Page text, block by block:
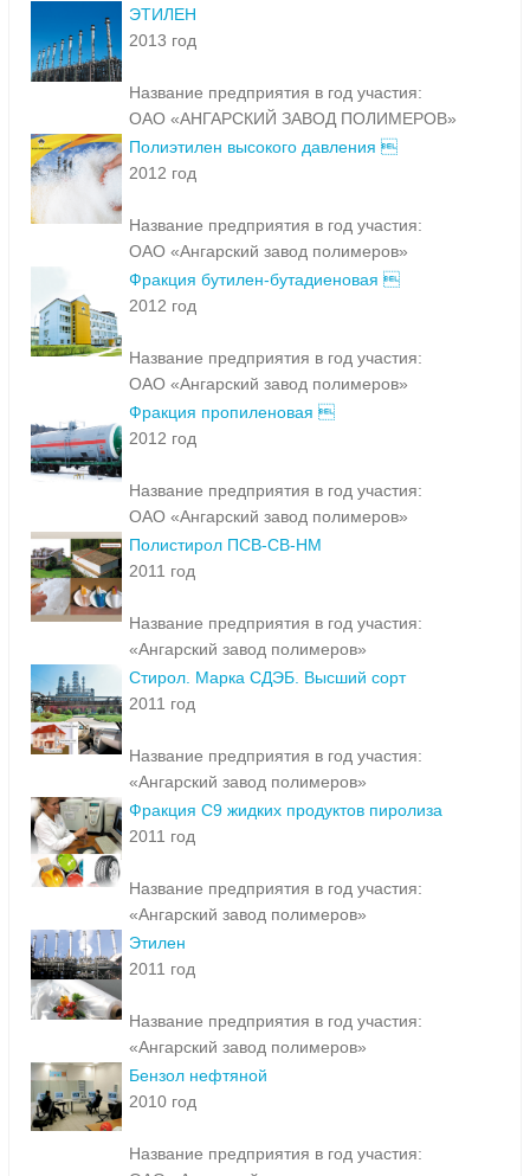
ЭТИЛЕН
2013 год
Название предприятия в год участия:
ОАО «АНГАРСКИЙ ЗАВОД ПОЛИМЕРОВ»
Полиэтилен высокого давления 
2012 год
Название предприятия в год участия:
ОАО «Ангарский завод полимеров»
Фракция бутилен-бутадиеновая 
2012 год
Название предприятия в год участия:
ОАО «Ангарский завод полимеров»
Фракция пропиленовая 
2012 год
Название предприятия в год участия:
ОАО «Ангарский завод полимеров»
Полистирол ПСВ-СВ-НМ
2011 год
Название предприятия в год участия:
«Ангарский завод полимеров»
Стирол. Марка СДЭБ. Высший сорт
2011 год
Название предприятия в год участия:
«Ангарский завод полимеров»
Фракция С9 жидких продуктов пиролиза
2011 год
Название предприятия в год участия:
«Ангарский завод полимеров»
Этилен
2011 год
Название предприятия в год участия:
«Ангарский завод полимеров»
Бензол нефтяной
2010 год
Название предприятия в год участия: